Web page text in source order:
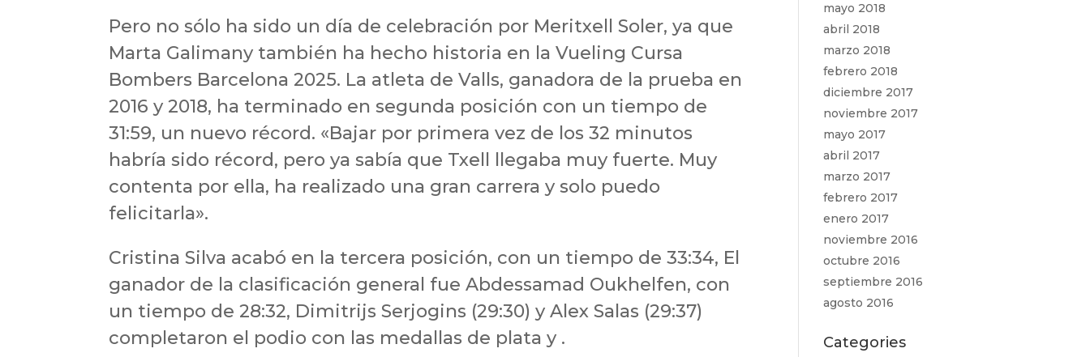
Pero no sólo ha sido un día de celebración por Meritxell Soler, ya que
Marta Galimany también ha hecho historia en la Vueling Cursa
Bombers Barcelona 2025. La atleta de Valls, ganadora de la prueba en
2016 y 2018, ha terminado en segunda posición con un tiempo de
31:59, un nuevo récord. «Bajar por primera vez de los 32 minutos
habría sido récord, pero ya sabía que Txell llegaba muy fuerte. Muy
contenta por ella, ha realizado una gran carrera y solo puedo
felicitarla».
Cristina Silva acabó en la tercera posición, con un tiempo de 33:34, El
ganador de la clasificación general fue Abdessamad Oukhelfen, con
un tiempo de 28:32, Dimitrijs Serjogins (29:30) y Alex Salas (29:37)
completaron el podio con las medallas de plata y .
mayo 2018
abril 2018
marzo 2018
febrero 2018
diciembre 2017
noviembre 2017
mayo 2017
abril 2017
marzo 2017
febrero 2017
enero 2017
noviembre 2016
octubre 2016
septiembre 2016
agosto 2016
Categories